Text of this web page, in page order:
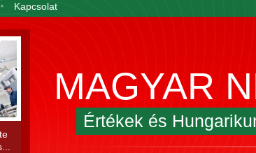
Kapcsolat
MAGYAR
Értékek és